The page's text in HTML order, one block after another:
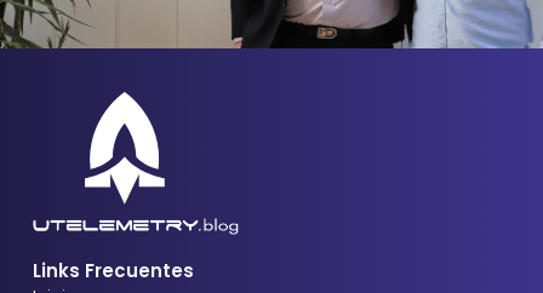
Links Frecuentes